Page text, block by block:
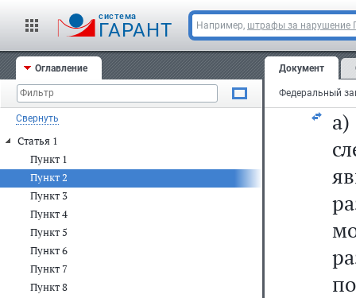
cистема
ГАРАНТ Например, штрафы за нарушение
Оглавление
Свернуть
Статья 1
Пункт 1
Пункт 2
Пункт 3
Пункт 4
Пункт 5
Пункт 6
Пункт 7
Пункт 8
Документ